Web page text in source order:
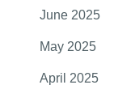
June 2025
May 2025
April 2025